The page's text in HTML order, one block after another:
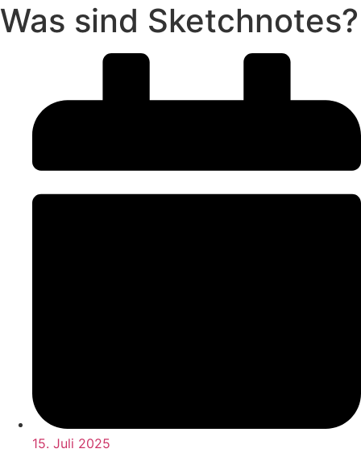
Was sind Sketchnotes?
15. Juli 2025